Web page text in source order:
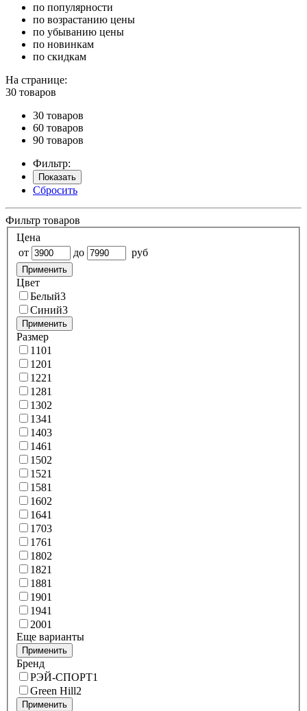
по популярности
по возрастанию цены
по убыванию цены
по новинкам
по скидкам
На странице:
30 товаров
30 товаров
60 товаров
90 товаров
Фильтр:
Показать
Сбросить
Фильтр товаров
Цена
от
до руб
Применить
Цвет
Белый3
Синий3
Применить
Размер
1101
1201
1221
1281
1302
1341
1403
1461
1502
1521
1581
1602
1641
1703
1761
1802
1821
1881
1901
1941
2001
Еще варианты
Применить
Бренд
РЭЙ-СПОРТ1
Green Hill2
Применить